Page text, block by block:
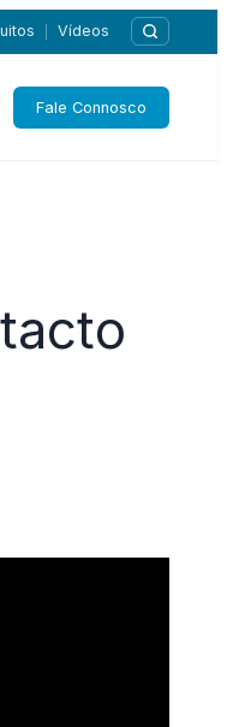
Vídeos
Fale Connosco